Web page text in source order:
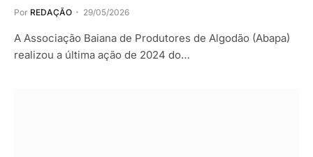
Por REDAÇÃO 29/05/2026
A Associação Baiana de Produtores de Algodão (Abapa)
realizou a última ação de 2024 do…